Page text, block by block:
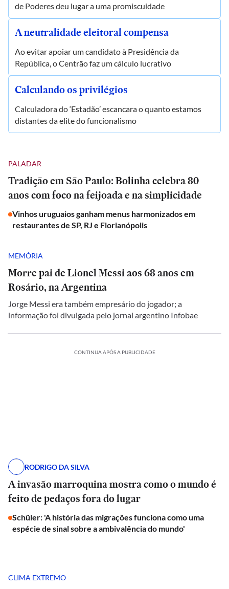
de Poderes deu lugar a uma promiscuidade
A neutralidade eleitoral compensa
Ao evitar apoiar um candidato à Presidência da
República, o Centrão faz um cálculo lucrativo
Calculando os privilégios
Calculadora do ‘Estadão’ escancara o quanto estamos
distantes da elite do funcionalismo
PALADAR
Tradição em São Paulo: Bolinha celebra 80
anos com foco na feijoada e na simplicidade
Vinhos uruguaios ganham menus harmonizados em
restaurantes de SP, RJ e Florianópolis
MEMÓRIA
Morre pai de Lionel Messi aos 68 anos em
Rosário, na Argentina
Jorge Messi era também empresário do jogador; a
informação foi divulgada pelo jornal argentino Infobae
CONTINUA APÓS A PUBLICIDADE
RODRIGO DA SILVA
A invasão marroquina mostra como o mundo é
feito de pedaços fora do lugar
Schüler: 'A história das migrações funciona como uma
espécie de sinal sobre a ambivalência do mundo'
CLIMA EXTREMO